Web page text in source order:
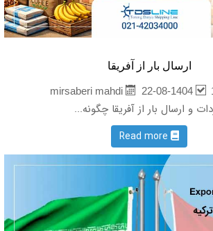
ارسال بار از آفریقا
22-08-1404
و ارسال بار از آفریقا چگونه...
Read more